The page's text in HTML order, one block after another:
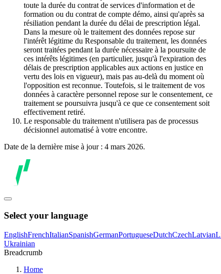
toute la durée du contrat de services d'information et de
formation ou du contrat de compte démo, ainsi qu'après sa
résiliation pendant la durée du délai de prescription légal.
Dans la mesure où le traitement des données repose sur
l'intérêt légitime du Responsable du traitement, les données
seront traitées pendant la durée nécessaire à la poursuite de
ces intérêts légitimes (en particulier, jusqu'à l'expiration des
délais de prescription applicables aux actions en justice en
vertu des lois en vigueur), mais pas au-delà du moment où
l'opposition est reconnue. Toutefois, si le traitement de vos
données à caractère personnel repose sur le consentement, ce
traitement se poursuivra jusqu'à ce que ce consentement soit
effectivement retiré.
Le responsable du traitement n'utilisera pas de processus
décisionnel automatisé à votre encontre.
Date de la dernière mise à jour : 4 mars 2026.
Select your language
EnglishFrenchItalianSpanishGermanPortugueseDutchCzechLatvian
Ukrainian
Breadcrumb
Home